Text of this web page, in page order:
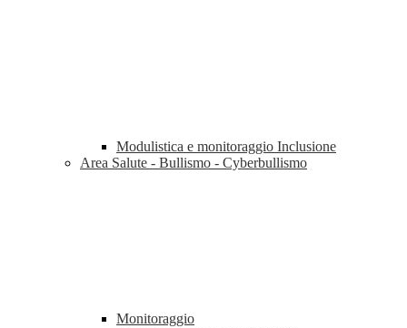
Modulistica e monitoraggio Inclusione
Area Salute - Bullismo - Cyberbullismo
Monitoraggio